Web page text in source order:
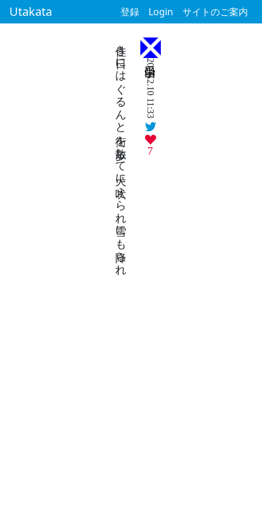
Utakata 登録 Login サイトのご案内
2026.2.10 11:33
7
佳き日にはぐるんと街を散歩して犬に吠えられ雪にも降られ